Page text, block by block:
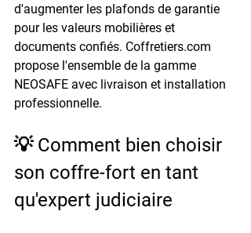
d'augmenter les plafonds de garantie
pour les valeurs mobilières et
documents confiés. Coffretiers.com
propose l'ensemble de la gamme
NEOSAFE avec livraison et installation
professionnelle.
💡 Comment bien choisir
son coffre-fort en tant
qu'expert judiciaire